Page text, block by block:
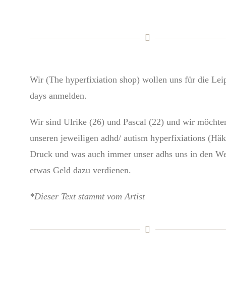
Wir (The hyperfixiation shop) wollen uns für die
days anmelden.
Wir sind Ulrike (26) und Pascal (22) und wir
unseren jeweiligen adhd/ autism hyperfixiations
Druck und was auch immer unser adhs uns in den
etwas Geld dazu verdienen.
*Dieser Text stammt vom Artist